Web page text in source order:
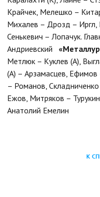
Крайчек, Мелешко –
Михалев – Дрозд – Иргл,
Сенькевич – Лопачук.
Андриевский
Метлюк – Куклев (А),
(А) – Арзамасцев,
– Романов,
Ежов, Митряков –
Анатолий Емелин
К